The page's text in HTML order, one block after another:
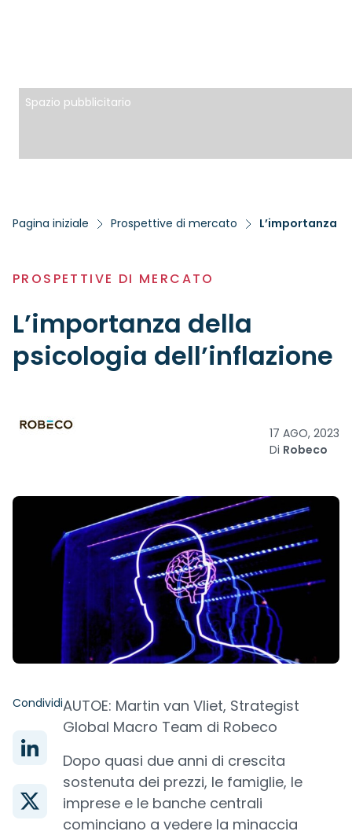
Spazio pubblicitario
Pagina iniziale Prospettive di mercato L’importanza
PROSPETTIVE DI MERCATO
L’importanza della
psicologia dell’inflazione
17 AGO, 2023
Di Robeco
CondividiAUTOE: Martin van Vliet, Strategist
Global Macro Team di Robeco
Dopo quasi due anni di crescita
sostenuta dei prezzi, le famiglie, le
imprese e le banche centrali
cominciano a vedere la minaccia